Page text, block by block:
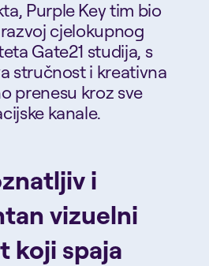
Purple Key tim bio
cjelokupnog
Gate21 studija, s
stručnost i kreativna
prenesu kroz sve
kanale.
i
vizuelni
koji spaja